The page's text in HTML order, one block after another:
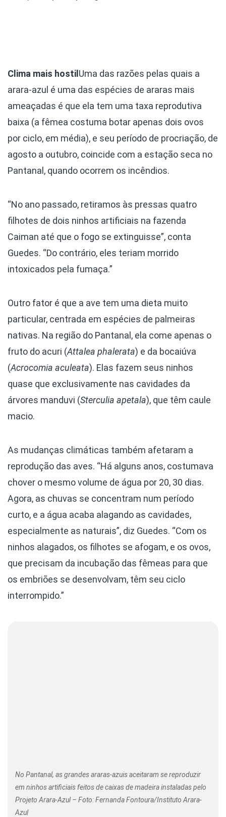
Clima mais hostilUma das razões pelas quais a
arara-azul é uma das espécies de araras mais
ameaçadas é que ela tem uma taxa reprodutiva
baixa (a fêmea costuma botar apenas dois ovos
por ciclo, em média), e seu período de procriação, de
agosto a outubro, coincide com a estação seca no
Pantanal, quando ocorrem os incêndios.
“No ano passado, retiramos às pressas quatro
filhotes de dois ninhos artificiais na fazenda
Caiman até que o fogo se extinguisse”, conta
Guedes. “Do contrário, eles teriam morrido
intoxicados pela fumaça.”
Outro fator é que a ave tem uma dieta muito
particular, centrada em espécies de palmeiras
nativas. Na região do Pantanal, ela come apenas o
fruto do acuri (Attalea phalerata) e da bocaiúva
(Acrocomia aculeata). Elas fazem seus ninhos
quase que exclusivamente nas cavidades da
árvores manduvi (Sterculia apetala), que têm caule
macio.
As mudanças climáticas também afetaram a
reprodução das aves. “Há alguns anos, costumava
chover o mesmo volume de água por 20, 30 dias.
Agora, as chuvas se concentram num período
curto, e a água acaba alagando as cavidades,
especialmente as naturais”, diz Guedes. “Com os
ninhos alagados, os filhotes se afogam, e os ovos,
que precisam da incubação das fêmeas para que
os embriões se desenvolvam, têm seu ciclo
interrompido.”
No Pantanal, as grandes araras-azuis aceitaram se reproduzir
em ninhos artificiais feitos de caixas de madeira instaladas pelo
Projeto Arara-Azul – Foto: Fernanda Fontoura/Instituto Arara-
Azul